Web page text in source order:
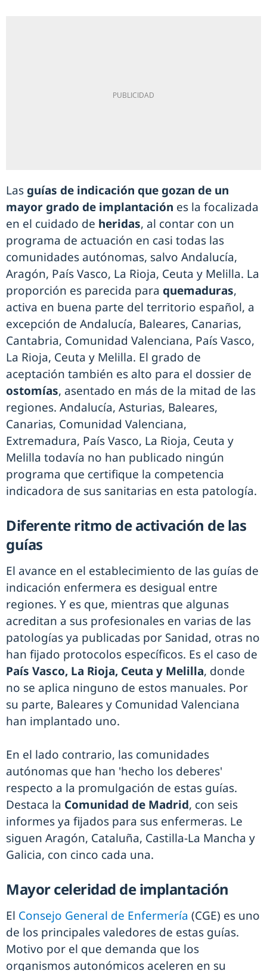
Las guías de indicación que gozan de un
mayor grado de implantación es la focalizada
en el cuidado de heridas, al contar con un
programa de actuación en casi todas las
comunidades autónomas, salvo Andalucía,
Aragón, País Vasco, La Rioja, Ceuta y Melilla. La
proporción es parecida para quemaduras,
activa en buena parte del territorio español, a
excepción de Andalucía, Baleares, Canarias,
Cantabria, Comunidad Valenciana, País Vasco,
La Rioja, Ceuta y Melilla. El grado de
aceptación también es alto para el dossier de
ostomías, asentado en más de la mitad de las
regiones. Andalucía, Asturias, Baleares,
Canarias, Comunidad Valenciana,
Extremadura, País Vasco, La Rioja, Ceuta y
Melilla todavía no han publicado ningún
programa que certifique la competencia
indicadora de sus sanitarias en esta patología.
Diferente ritmo de activación de las
guías
El avance en el establecimiento de las guías de
indicación enfermera es desigual entre
regiones. Y es que, mientras que algunas
acreditan a sus profesionales en varias de las
patologías ya publicadas por Sanidad, otras no
han fijado protocolos específicos. Es el caso de
País Vasco, La Rioja, Ceuta y Melilla, donde
no se aplica ninguno de estos manuales. Por
su parte, Baleares y Comunidad Valenciana
han implantado uno.
En el lado contrario, las comunidades
autónomas que han 'hecho los deberes'
respecto a la promulgación de estas guías.
Destaca la Comunidad de Madrid, con seis
informes ya fijados para sus enfermeras. Le
siguen Aragón, Cataluña, Castilla-La Mancha y
Galicia, con cinco cada una.
Mayor celeridad de implantación
El Consejo General de Enfermería (CGE) es uno
de los principales valedores de estas guías.
Motivo por el que demanda que los
organismos autonómicos aceleren en su